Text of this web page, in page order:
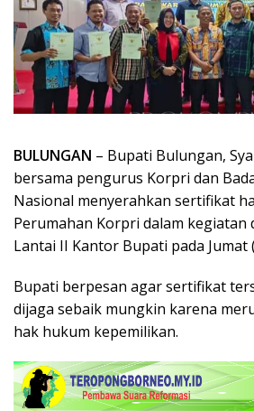
BULUNGAN – Bupati Bulungan,
bersama pengurus Korpri dan
Nasional menyerahkan sertifikat
Perumahan Korpri dalam kegiatan
Lantai II Kantor Bupati pada Jumat
Bupati berpesan agar sertifikat
dijaga sebaik mungkin karena
hak hukum kepemilikan.